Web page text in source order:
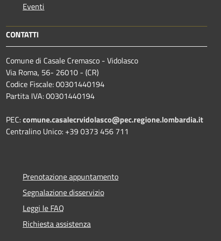
Eventi
CONTATTI
Comune di Casale Cremasco - Vidolasco
Via Roma, 56- 26010 - (CR)
Codice Fiscale: 00301440194
Partita IVA: 00301440194
PEC:comune.casalecrvidolasco@pec.regione.lombardia.it
Centralino Unico: +39 0373 456 711
Prenotazione appuntamento
Segnalazione disservizio
Leggi le FAQ
Richiesta assistenza